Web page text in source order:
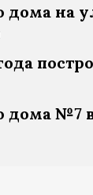
на
дома №7